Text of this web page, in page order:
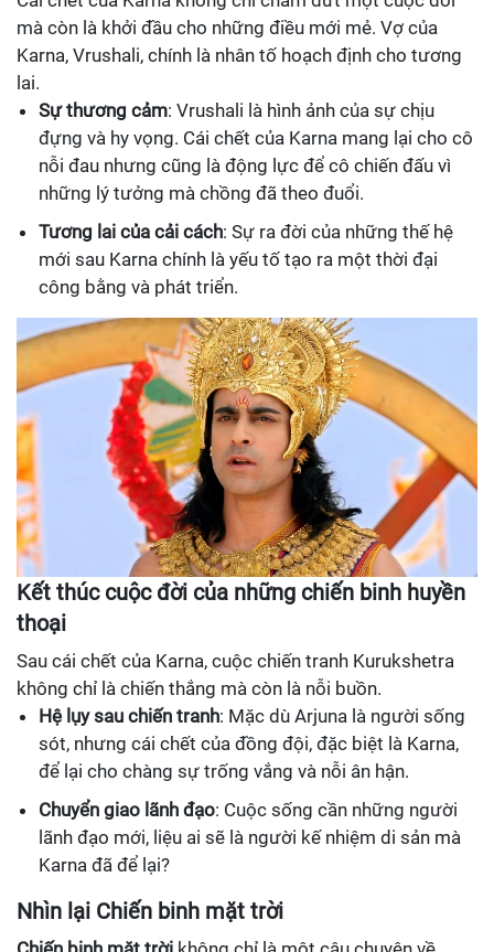
mà còn là khởi đầu cho những điều mới mẻ. Vợ của
Karna, Vrushali, chính là nhân tố hoạch định cho tương
lai.
Sự thương cảm: Vrushali là hình ảnh của sự chịu
đựng và hy vọng. Cái chết của Karna mang lại cho cô
nỗi đau nhưng cũng là động lực để cô chiến đấu vì
những lý tưởng mà chồng đã theo đuổi.
Tương lai của cải cách: Sự ra đời của những thế hệ
mới sau Karna chính là yếu tố tạo ra một thời đại
công bằng và phát triển.
Kết thúc cuộc đời của những chiến binh huyền
thoại
Sau cái chết của Karna, cuộc chiến tranh Kurukshetra
không chỉ là chiến thắng mà còn là nỗi buồn.
Hệ lụy sau chiến tranh: Mặc dù Arjuna là người sống
sót, nhưng cái chết của đồng đội, đặc biệt là Karna,
để lại cho chàng sự trống vắng và nỗi ân hận.
Chuyển giao lãnh đạo: Cuộc sống cần những người
lãnh đạo mới, liệu ai sẽ là người kế nhiệm di sản mà
Karna đã để lại?
Nhìn lại Chiến binh mặt trời